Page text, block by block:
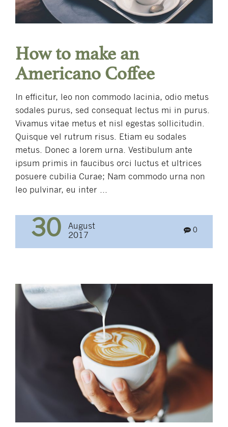
How to make an
Americano Coffee
In efficitur, leo non commodo lacinia, odio metus
sodales purus, sed consequat lectus mi in purus.
Vivamus vitae metus et nisl egestas sollicitudin.
Quisque vel rutrum risus. Etiam eu sodales
metus. Donec a lorem urna. Vestibulum ante
ipsum primis in faucibus orci luctus et ultrices
posuere cubilia Curae; Nam commodo urna non
leo pulvinar, eu inter ...
30
August
2017
0